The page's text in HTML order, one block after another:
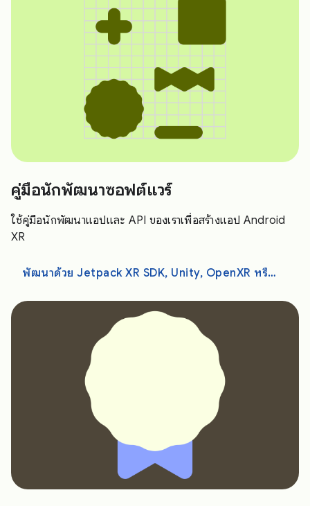
คู่มือนักพัฒนาซอฟต์แวร์
ใช้คู่มือนักพัฒนาแอปและ API ของเราเพื่อสร้างแอป Android
XR
พัฒนาด้วย Jetpack XR SDK, Unity, OpenXR หรือ WebXR